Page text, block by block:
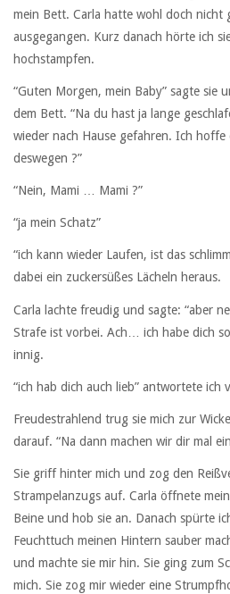
mein Bett. Carla hatte wohl doch nicht
ausgegangen. Kurz danach hörte ich
hochstampfen.
“Guten Morgen, mein Baby” sagte sie
dem Bett. “Na du hast ja lange
wieder nach Hause gefahren. Ich
deswegen ?”
“Nein, Mami … Mami ?”
“ja mein Schatz”
“ich kann wieder Laufen, ist das
dabei ein zuckersüßes Lächeln heraus.
Carla lachte freudig und sagte: “aber
Strafe ist vorbei. Ach… ich habe dich
innig.
“ich hab dich auch lieb” antwortete ich
Freudestrahlend trug sie mich zur
darauf. “Na dann machen wir dir mal
Sie griff hinter mich und zog den
Strampelanzugs auf. Carla öffnete
Beine und hob sie an. Danach spürte
Feuchttuch meinen Hintern sauber
und machte sie mir hin. Sie ging zum
mich. Sie zog mir wieder eine